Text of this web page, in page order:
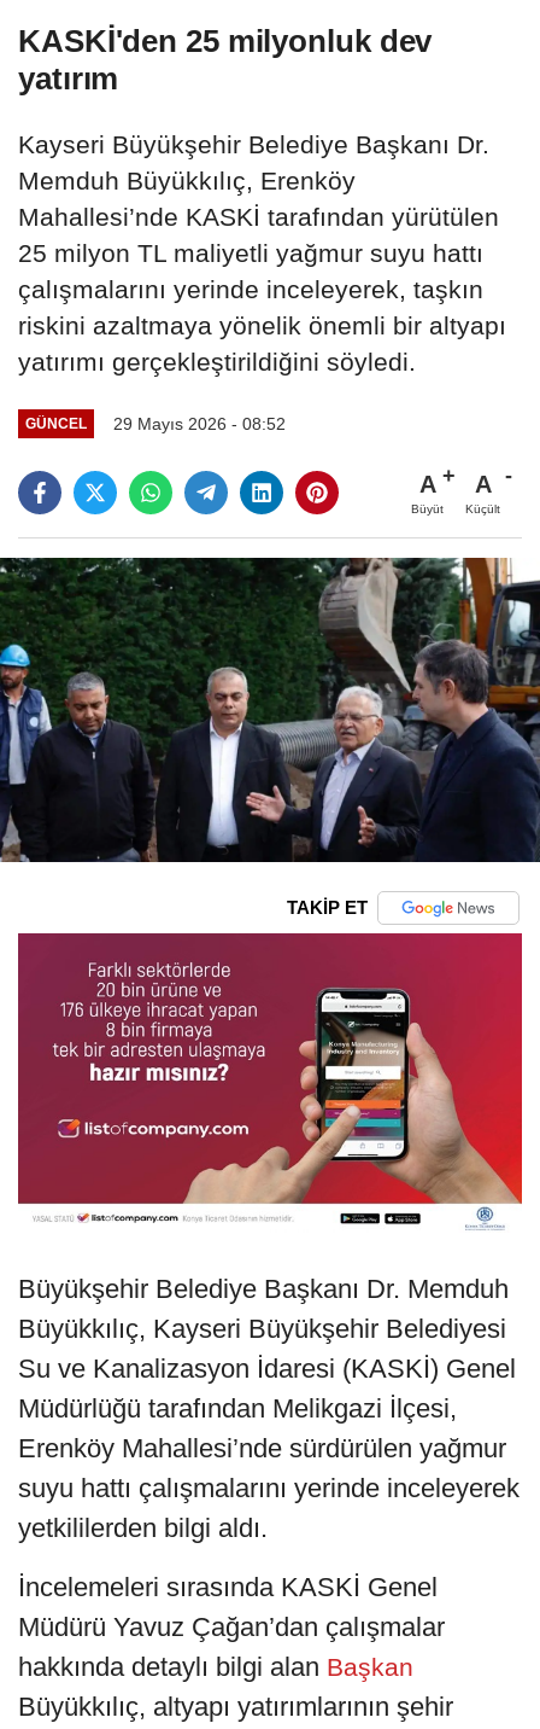
KASKİ'den 25 milyonluk dev
yatırım
Kayseri Büyükşehir Belediye Başkanı Dr.
Memduh Büyükkılıç, Erenköy
Mahallesi’nde KASKİ tarafından yürütülen
25 milyon TL maliyetli yağmur suyu hattı
çalışmalarını yerinde inceleyerek, taşkın
riskini azaltmaya yönelik önemli bir altyapı
yatırımı gerçekleştirildiğini söyledi.
GÜNCEL 29 Mayıs 2026 - 08:52
A
Büyüt
A
Küçült
TAKİP ET
Büyükşehir Belediye Başkanı Dr. Memduh
Büyükkılıç, Kayseri Büyükşehir Belediyesi
Su ve Kanalizasyon İdaresi (KASKİ) Genel
Müdürlüğü tarafından Melikgazi İlçesi,
Erenköy Mahallesi’nde sürdürülen yağmur
suyu hattı çalışmalarını yerinde inceleyerek
yetkililerden bilgi aldı.
İncelemeleri sırasında KASKİ Genel
Müdürü Yavuz Çağan’dan çalışmalar
hakkında detaylı bilgi alan Başkan
Büyükkılıç, altyapı yatırımlarının şehir